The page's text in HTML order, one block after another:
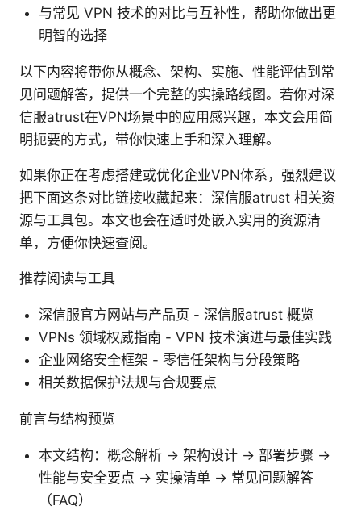
与常见 VPN 技术的对比与互补性，帮助你做出更
明智的选择
以下内容将带你从概念、架构、实施、性能评估到常
见问题解答，提供一个完整的实操路线图。若你对深
信服atrust在VPN场景中的应用感兴趣，本文会用简
明扼要的方式，带你快速上手和深入理解。
如果你正在考虑搭建或优化企业VPN体系，强烈建议
把下面这条对比链接收藏起来：深信服atrust 相关资
源与工具包。本文也会在适时处嵌入实用的资源清
单，方便你快速查阅。
推荐阅读与工具
深信服官方网站与产品页 - 深信服atrust 概览
VPNs 领域权威指南 - VPN 技术演进与最佳实践
企业网络安全框架 - 零信任架构与分段策略
相关数据保护法规与合规要点
前言与结构预览
本文结构：概念解析 → 架构设计 → 部署步骤 →
性能与安全要点 → 实操清单 → 常见问题解答
（FAQ）